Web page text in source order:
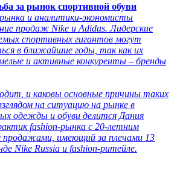
за рынок спортивной обуви
и аналитики-экономисты
продаж Nike и Adidas. Лидерские
спортивных гигантов могут
в ближайшие годы, так как их
и активные конкуренты – бренды
и каковы основные причины таких
на ситуацию на рынке в
одежды и обуви делится Дания
fashion-рынка с 20-летним
продажами, имеющий за плечами 13
Nike Russia и fashion-ритейле.